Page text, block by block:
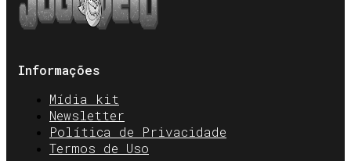
Informações
Mídia kit
Newsletter
Política de Privacidade
Termos de Uso